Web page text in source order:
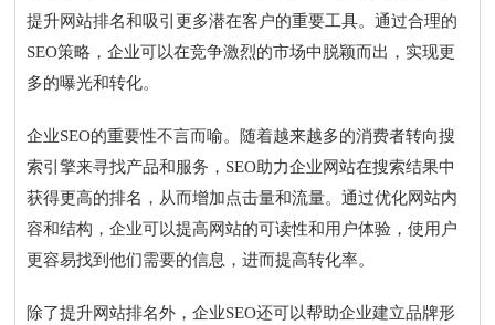
提升网站排名和吸引更多潜在客户的重要工具。通过合理的
SEO策略，企业可以在竞争激烈的市场中脱颖而出，实现更
多的曝光和转化。
企业SEO的重要性不言而喻。随着越来越多的消费者转向搜
索引擎来寻找产品和服务，SEO助力企业网站在搜索结果中
获得更高的排名，从而增加点击量和流量。通过优化网站内
容和结构，企业可以提高网站的可读性和用户体验，使用户
更容易找到他们需要的信息，进而提高转化率。
除了提升网站排名外，企业SEO还可以帮助企业建立品牌形